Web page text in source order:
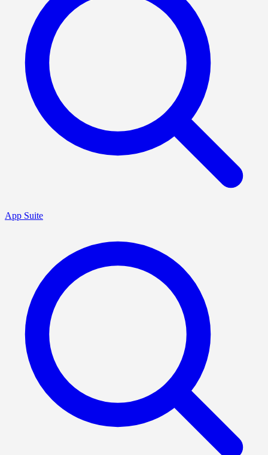
App Suite